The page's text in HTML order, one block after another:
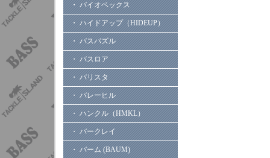
・ バイオベックス
・ ハイドアップ（HIDEUP）
・ バスパズル
・ バスロア
・ バリスタ
・ バレーヒル
・ ハンクル（HMKL）
・ バークレイ
・ バーム (BAUM)